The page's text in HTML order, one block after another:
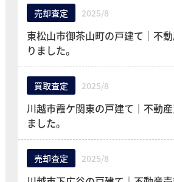
売却査定 2025/8
東松山市御茶山町の戸建て｜不
りました。
買取査定 2025/8
川越市霞ケ関東の戸建て｜不動
ました。
売却査定 2025/8